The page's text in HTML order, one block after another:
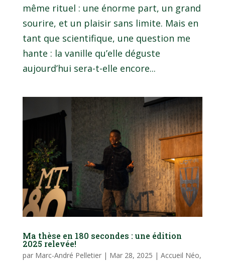
même rituel : une énorme part, un grand
sourire, et un plaisir sans limite. Mais en
tant que scientifique, une question me
hante : la vanille qu’elle déguste
aujourd’hui sera-t-elle encore...
Ma thèse en 180 secondes : une édition
2025 relevée!
par Marc-André Pelletier| Mar 28, 2025 | Accueil Néo,